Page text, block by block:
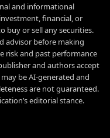
and informational
financial, or
buy or sell any securities.
advisor before making
risk and past performance
and authors accept
be AI-generated and
are not guaranteed.
editorial stance.